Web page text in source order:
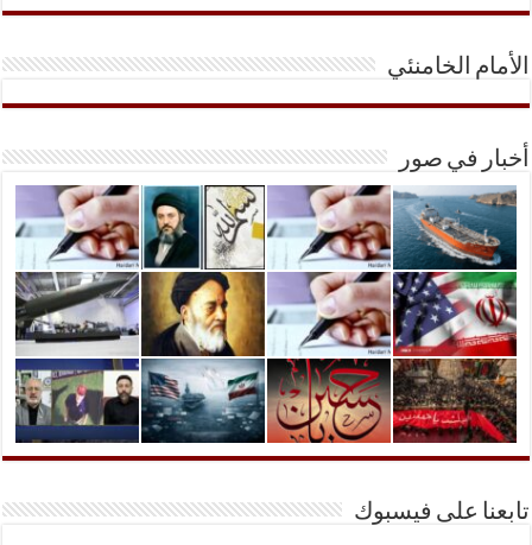
الأمام الخامنئي
أخبار في صور
تابعنا على فيسبوك